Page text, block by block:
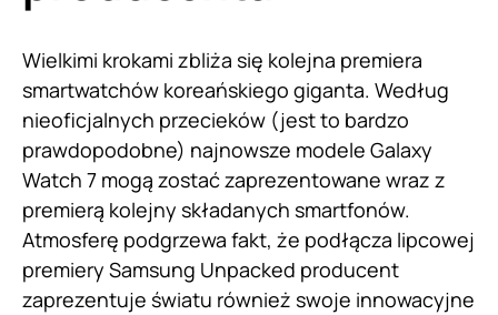
Wielkimi krokami zbliża się kolejna premiera
smartwatchów koreańskiego giganta. Według
nieoficjalnych przecieków (jest to bardzo
prawdopodobne) najnowsze modele Galaxy
Watch 7 mogą zostać zaprezentowane wraz z
premierą kolejny składanych smartfonów.
Atmosferę podgrzewa fakt, że podłącza lipcowej
premiery Samsung Unpacked producent
zaprezentuje światu również swoje innowacyjne